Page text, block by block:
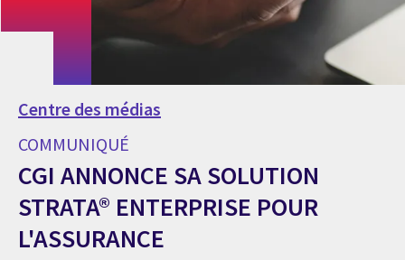
Centre des médias
COMMUNIQUÉ
CGI ANNONCE SA SOLUTION
STRATA® ENTERPRISE POUR
L'ASSURANCE